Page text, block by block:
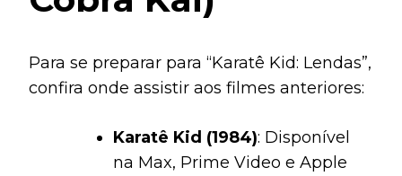
Para se preparar para “Karatê Kid: Lendas”,
confira onde assistir aos filmes anteriores:
Karatê Kid (1984): Disponível
na Max, Prime Video e Apple